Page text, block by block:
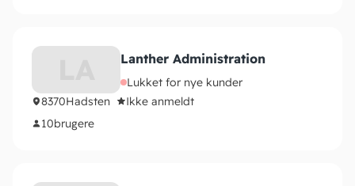
Lanther Administration
Lukket for nye kunder
8370Hadsten
Ikke anmeldt
10brugere